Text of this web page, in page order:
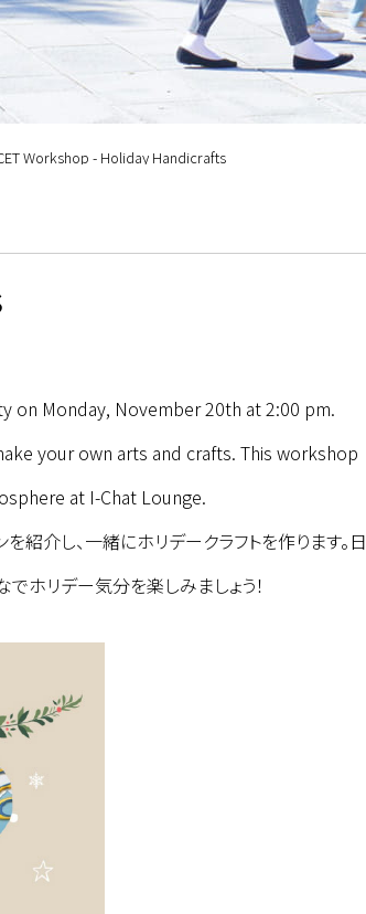
Workshop - Holiday Handicrafts
on Monday, November 20th at 2:00 pm.
your own arts and crafts. This workshop
at I-Chat Lounge.
紹介し、一緒にホリデークラフトを作ります。日
ホリデー気分を楽しみましょう！